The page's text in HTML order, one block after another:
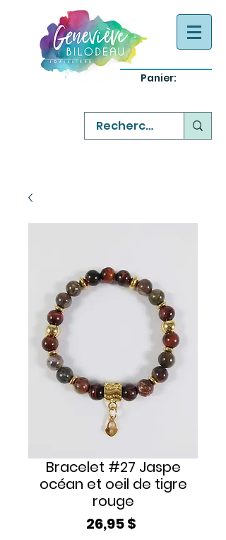
Panier:
Bracelet #27 Jaspe
océan et oeil de tigre
rouge
26,95 $